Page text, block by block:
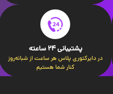
پشتیبانی 24 ساعته
در دایرکتوری پلاس هر ساعت از شبانه‌روز
کنار شما هستیم